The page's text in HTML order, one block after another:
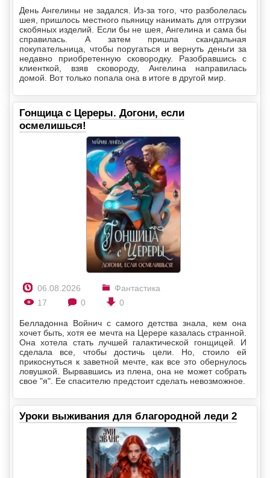
День Ангелины не задался. Из-за того, что разболелась
шея, пришлось местного пьяницу нанимать для отгрузки
скобяных изделий. Если бы не шея, Ангелина и сама бы
справилась. А затем пришла скандальная
покупательница, чтобы поругаться и вернуть деньги за
недавно приобретенную сковородку. Разобравшись с
клиенткой, взяв сковороду, Ангелина направилась
домой. Вот только попала она в итоге в другой мир.
Гонщица с Цереры. Догони, если
осмелишься!
06.08.2026
Фантастика
17
0 0
Белладонна Войнич с самого детства знала, кем она
хочет быть, хотя ее мечта на Церере казалась странной.
Она хотела стать лучшей галактической гонщицей. И
сделала все, чтобы достичь цели. Но, стоило ей
прикоснуться к заветной мечте, как все это обернулось
ловушкой. Вырвавшись из плена, она не может собрать
свое "я". Ее спасителю предстоит сделать невозможное.
Уроки выживания для благородной леди 2